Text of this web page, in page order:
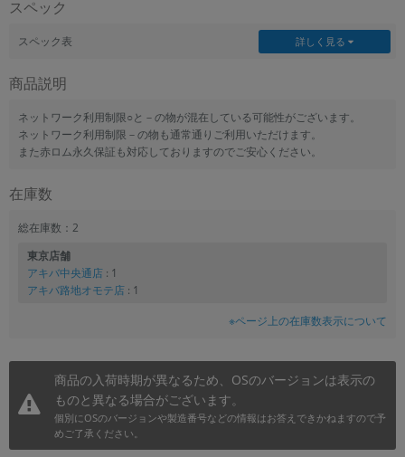
スペック
スペック表 詳しく見る
商品説明
ネットワーク利用制限○と－の物が混在している可能性がございます。
ネットワーク利用制限－の物も通常通りご利用いただけます。
また赤ロム永久保証も対応しておりますのでご安心ください。
在庫数
総在庫数：2
東京店舗
アキバ中央通店 : 1
アキバ路地オモテ店 : 1
※ページ上の在庫数表示について
商品の入荷時期が異なるため、OSのバージョンは表示の
ものと異なる場合がございます。
個別にOSのバージョンや製造番号などの情報はお答えできかねますので予
めご了承ください。